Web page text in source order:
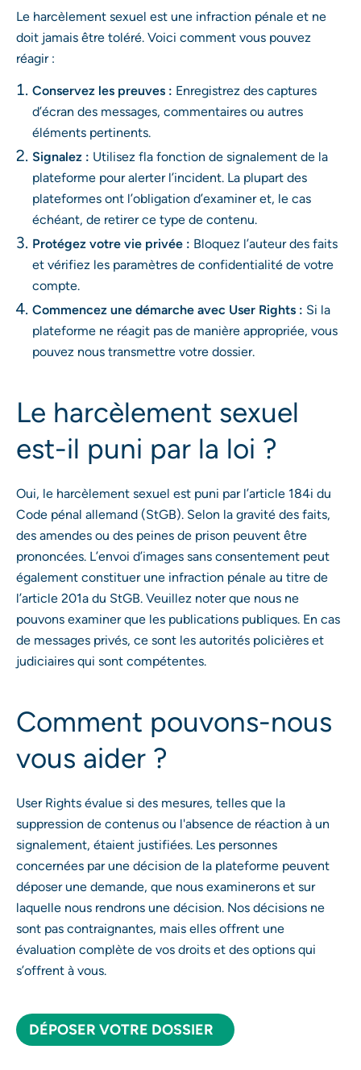
Le harcèlement sexuel est une infraction pénale et ne
doit jamais être toléré. Voici comment vous pouvez
réagir :
Conservez les preuves : Enregistrez des captures
d’écran des messages, commentaires ou autres
éléments pertinents.
Signalez : Utilisez fla fonction de signalement de la
plateforme pour alerter l’incident. La plupart des
plateformes ont l’obligation d’examiner et, le cas
échéant, de retirer ce type de contenu.
Protégez votre vie privée : Bloquez l’auteur des faits
et vérifiez les paramètres de confidentialité de votre
compte.
Commencez une démarche avec User Rights : Si la
plateforme ne réagit pas de manière appropriée, vous
pouvez nous transmettre votre dossier.
Le harcèlement sexuel
est-il puni par la loi ?
Oui, le harcèlement sexuel est puni par l’article 184i du
Code pénal allemand (StGB). Selon la gravité des faits,
des amendes ou des peines de prison peuvent être
prononcées. L’envoi d’images sans consentement peut
également constituer une infraction pénale au titre de
l’article 201a du StGB. Veuillez noter que nous ne
pouvons examiner que les publications publiques. En cas
de messages privés, ce sont les autorités policières et
judiciaires qui sont compétentes.
Comment pouvons-nous
vous aider ?
User Rights évalue si des mesures, telles que la
suppression de contenus ou l'absence de réaction à un
signalement, étaient justifiées. Les personnes
concernées par une décision de la plateforme peuvent
déposer une demande, que nous examinerons et sur
laquelle nous rendrons une décision. Nos décisions ne
sont pas contraignantes, mais elles offrent une
évaluation complète de vos droits et des options qui
s’offrent à vous.
DÉPOSER VOTRE DOSSIER